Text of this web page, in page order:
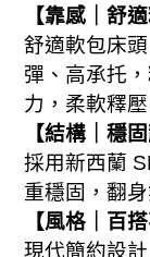
【靠感｜舒適
舒適軟包床
彈、高承托
力，柔軟釋壓
【結構｜穩固
採用新西蘭
重穩固，翻
【風格｜百
現代簡約設